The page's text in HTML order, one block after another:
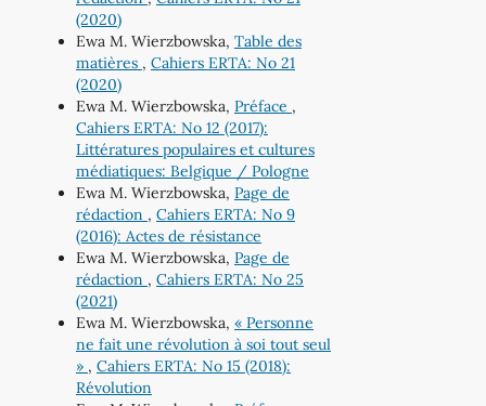
(2020)
Ewa M. Wierzbowska, Table des
matières , Cahiers ERTA: No 21
(2020)
Ewa M. Wierzbowska, Préface ,
Cahiers ERTA: No 12 (2017):
Littératures populaires et cultures
médiatiques: Belgique / Pologne
Ewa M. Wierzbowska, Page de
rédaction , Cahiers ERTA: No 9
(2016): Actes de résistance
Ewa M. Wierzbowska, Page de
rédaction , Cahiers ERTA: No 25
(2021)
Ewa M. Wierzbowska, « Personne
ne fait une révolution à soi tout seul
» , Cahiers ERTA: No 15 (2018):
Révolution